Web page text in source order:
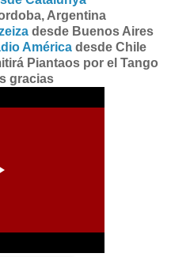
Argentina
desde Buenos Aires
América desde Chile
Piantaos por el Tango
gracias